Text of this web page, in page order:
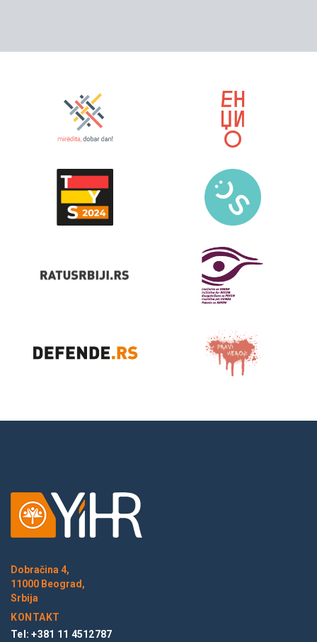
Dobračina 4,
11000 Beograd,
Srbija
KONTAKT
Tel: +381 11 4512787